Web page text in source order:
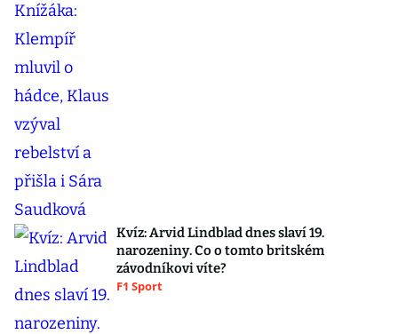
Kvíz: Arvid Lindblad dnes slaví 19.
narozeniny. Co o tomto britském
závodníkovi víte?
F1 Sport